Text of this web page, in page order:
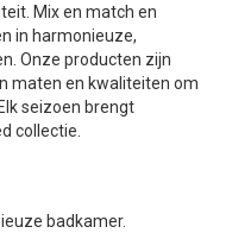
Mix en match en
in harmonieuze,
Onze producten zijn
maten en kwaliteiten om
seizoen brengt
collectie.
badkamer.